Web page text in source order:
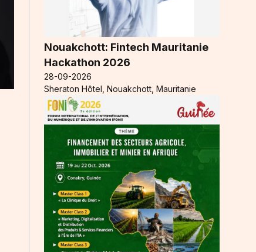
Nouakchott: Fintech Mauritanie
Hackathon 2026
28-09-2026
Sheraton Hôtel, Nouakchott, Mauritanie